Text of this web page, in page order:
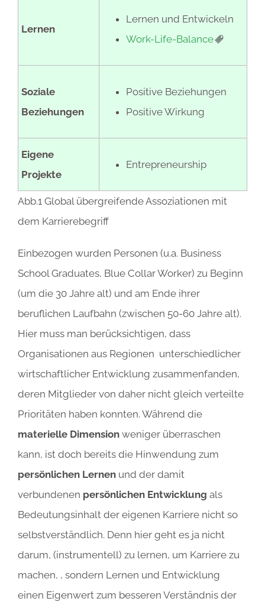
Lernen
Lernen und Entwickeln
Work-Life-Balance
Soziale
Beziehungen
Positive Beziehungen
Positive Wirkung
Eigene
Projekte
Entrepreneurship
Abb.1 Global übergreifende Assoziationen mit
dem Karrierebegriff
Einbezogen wurden Personen (u.a. Business
School Graduates, Blue Collar Worker) zu Beginn
(um die 30 Jahre alt) und am Ende ihrer
beruflichen Laufbahn (zwischen 50-60 Jahre alt).
Hier muss man berücksichtigen, dass
Organisationen aus Regionen unterschiedlicher
wirtschaftlicher Entwicklung zusammenfanden,
deren Mitglieder von daher nicht gleich verteilte
Prioritäten haben konnten. Während die
materielle Dimension weniger überraschen
kann, ist doch bereits die Hinwendung zum
persönlichen Lernen und der damit
verbundenen persönlichen Entwicklung als
Bedeutungsinhalt der eigenen Karriere nicht so
selbstverständlich. Denn hier geht es ja nicht
darum, (instrumentell) zu lernen, um Karriere zu
machen, , sondern Lernen und Entwicklung
einen Eigenwert zum besseren Verständnis der